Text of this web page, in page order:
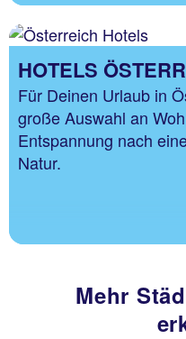
HOTELS
Für Deinen Urlaub in
große Auswahl an
Entspannung nach
Natur.
Mehr